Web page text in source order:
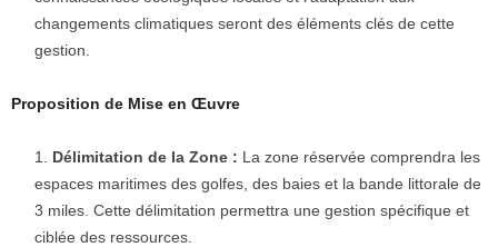
changements climatiques seront des éléments clés de cette
gestion.
Proposition de Mise en Œuvre
Délimitation de la Zone : La zone réservée comprendra les
espaces maritimes des golfes, des baies et la bande littorale de
3 miles. Cette délimitation permettra une gestion spécifique et
ciblée des ressources.